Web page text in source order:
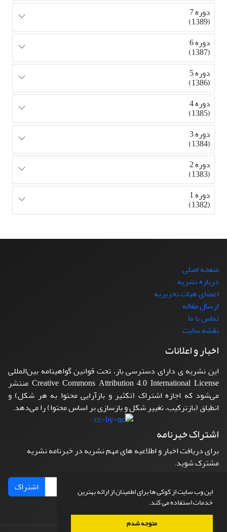
این وب سایت از کوکی ها برای اطمینان از ارائه بهترین
خدمات استفاده می کند.
متوجه شدم
دوره 7
(1389)
دوره 6
(1387)
دوره 5
(1386)
دوره 4
(1385)
دوره 3
(1384)
دوره 2
(1383)
دوره 1
(1382)
صفحه اصلی
درباره نشریه
اعضای هیات تحریریه
ارسال مقاله
تماس با ما
نقشه سایت
اخبار و اعلانات
این نشریه ی دارای دسترسی باز، تحت قوانین گواهینامه بین‌المللی
Creative Commons Attribution 4.0 International License منتشر
می‌شود که اجازه اشتراک (تکثیر و بازآرایی محتوا به هر شکل) و
انطباق (بازترکیب، تغییر شکل و بازسازی بر اساس محتوا) را می‌دهد.
اشتراک خبرنامه
برای دریافت اخبار و اطلاعیه های مهم نشریه در خبرنامه نشریه
مشترک شوید.
اشتراک